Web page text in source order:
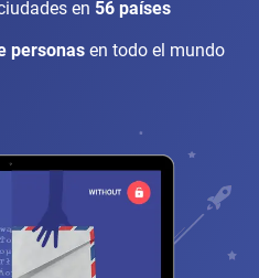
en 56 países
personas en todo el mundo